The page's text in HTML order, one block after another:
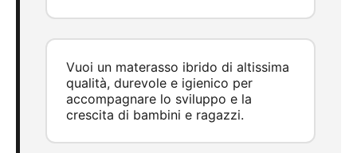
Vuoi un materasso ibrido di altissima
qualità, durevole e igienico per
accompagnare lo sviluppo e la
crescita di bambini e ragazzi.